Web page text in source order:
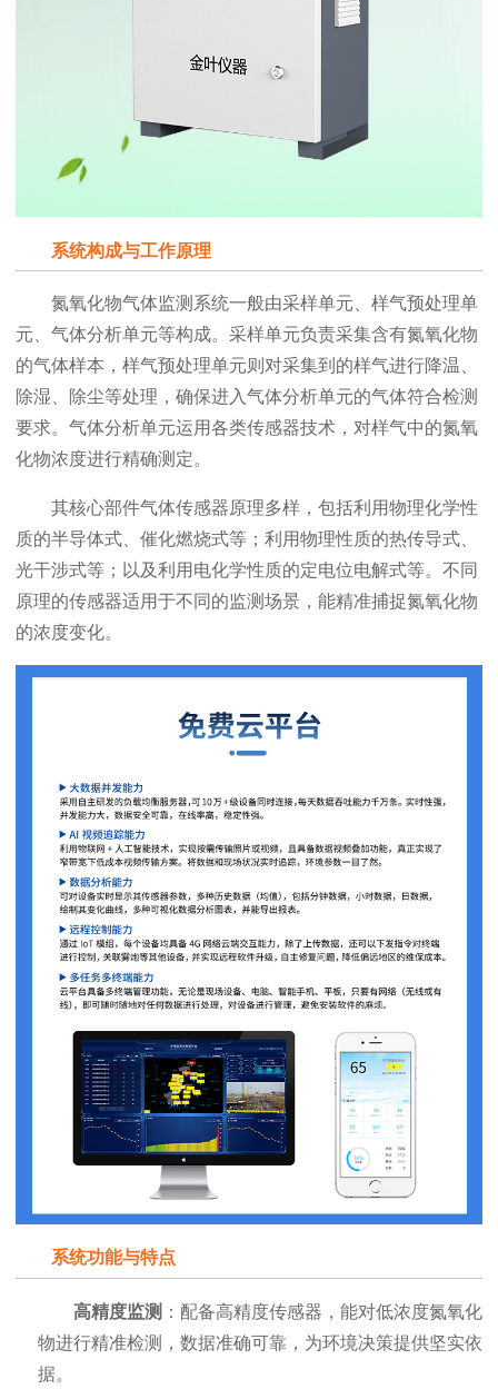
系统构成与工作原理
氮氧化物气体监测系统一般由采样单元、样气预处理单
元、气体分析单元等构成。采样单元负责采集含有氮氧化物
的气体样本，样气预处理单元则对采集到的样气进行降温、
除湿、除尘等处理，确保进入气体分析单元的气体符合检测
要求。气体分析单元运用各类传感器技术，对样气中的氮氧
化物浓度进行精确测定。
其核心部件气体传感器原理多样，包括利用物理化学性
质的半导体式、催化燃烧式等；利用物理性质的热传导式、
光干涉式等；以及利用电化学性质的定电位电解式等。不同
原理的传感器适用于不同的监测场景，能精准捕捉氮氧化物
的浓度变化。
系统功能与特点
高精度监测 ：配备高精度传感器，能对低浓度氮氧化
物进行精准检测，数据准确可靠，为环境决策提供坚实依
据。